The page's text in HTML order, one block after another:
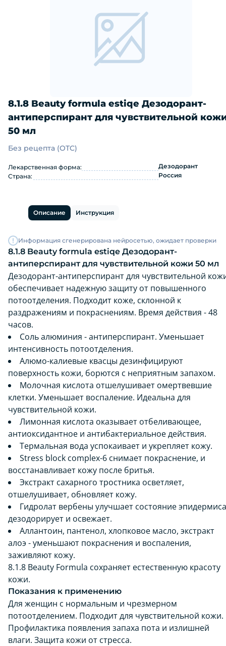
8.1.8 Beauty formula estiqe Дезодорант-
антиперспирант для чувствительной
50 мл
8.1.8 Beauty formula estiqe
Без рецепта (OTC)
Лекарственная форма:
Дезодорант
Страна:
Россия
Описание Инструкция
Информация сгенерирована нейросетью, ожидает проверки
8.1.8 Beauty formula estiqe Дезодорант-
антиперспирант для чувствительной кожи 50 мл
Дезодорант-антиперспирант для чувствительной
обеспечивает надежную защиту от повышенного
потоотделения. Подходит коже, склонной к
раздражениям и покраснениям. Время действия - 48
часов.
Соль алюминия - антиперспирант. Уменьшает
интенсивность потоотделения.
Алюмо-калиевые квасцы дезинфицируют
поверхность кожи, борются с неприятным запахом.
Молочная кислота отшелушивает омертвевшие
клетки. Уменьшает воспаление. Идеальна для
чувствительной кожи.
Лимонная кислота оказывает отбеливающее,
антиоксидантное и антибактериальное действия.
Термальная вода успокаивает и укрепляет кожу.
Stress block complex-6 снимает покраснение, и
восстанавливает кожу после бритья.
Экстракт сахарного тростника осветляет,
отшелушивает, обновляет кожу.
Гидролат вербены улучшает состояние
дезодорирует и освежает.
Аллантоин, пантенол, хлопковое масло, экстракт
алоэ - уменьшают покраснения и воспаления,
заживляют кожу.
8.1.8 Beauty Formula сохраняет естественную красоту
кожи.
Показания к применению
Для женщин с нормальным и чрезмерном
потоотделением. Подходит для чувствительной кожи.
Профилактика появления запаха пота и излишней
влаги. Защита кожи от стресса.